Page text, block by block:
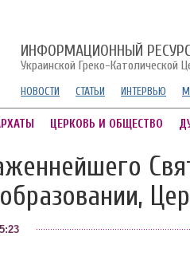
ИНФОРМАЦИОННЫЙ
Украинской Греко-Католической
НОВОСТИ СТАТЬИ ИНТЕРВЬЮ
ЦЕРКОВЬ И ОБЩЕСТВО